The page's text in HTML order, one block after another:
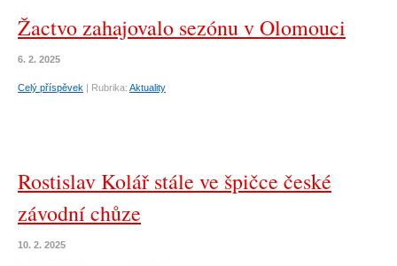
Žactvo zahajovalo sezónu v Olomouci
6. 2. 2025
Celý příspěvek | Rubrika: Aktuality
Rostislav Kolář stále ve špičce české
závodní chůze
10. 2. 2025